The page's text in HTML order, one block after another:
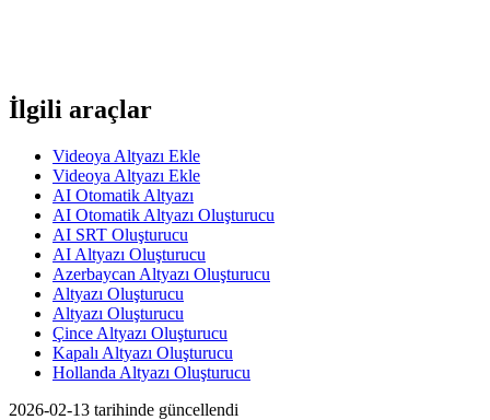
İlgili araçlar
Videoya Altyazı Ekle
Videoya Altyazı Ekle
AI Otomatik Altyazı
AI Otomatik Altyazı Oluşturucu
AI SRT Oluşturucu
AI Altyazı Oluşturucu
Azerbaycan Altyazı Oluşturucu
Altyazı Oluşturucu
Altyazı Oluşturucu
Çince Altyazı Oluşturucu
Kapalı Altyazı Oluşturucu
Hollanda Altyazı Oluşturucu
2026-02-13 tarihinde güncellendi